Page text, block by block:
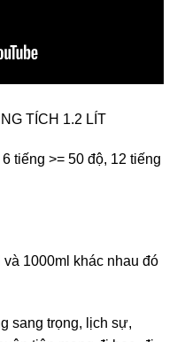
TÍCH 1.2 LÍT
tiếng >= 50 độ, 12 tiếng
1000ml khác nhau đó
sang trọng, lịch sự,